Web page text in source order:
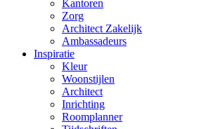
Kantoren
Zorg
Architect Zakelijk
Ambassadeurs
Inspiratie
Kleur
Woonstijlen
Architect
Inrichting
Roomplanner